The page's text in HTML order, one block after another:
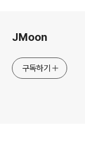
JMoon
구독하기